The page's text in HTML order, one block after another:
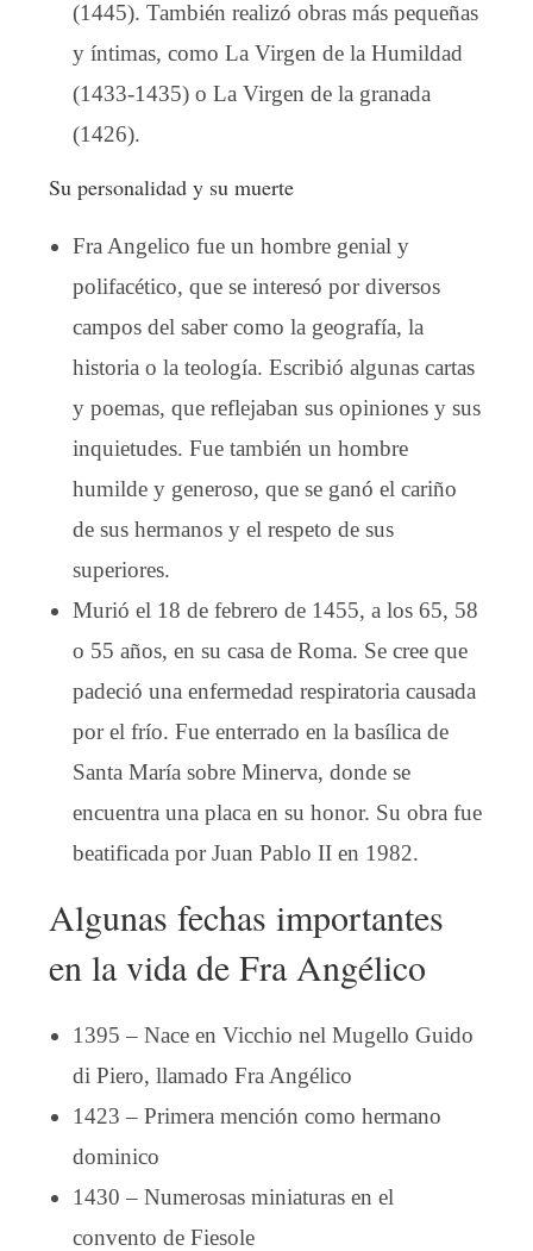
(1445). También realizó obras más pequeñas
y íntimas, como La Virgen de la Humildad
(1433-1435) o La Virgen de la granada
(1426).
Su personalidad y su muerte
Fra Angelico fue un hombre genial y
polifacético, que se interesó por diversos
campos del saber como la geografía, la
historia o la teología. Escribió algunas cartas
y poemas, que reflejaban sus opiniones y sus
inquietudes. Fue también un hombre
humilde y generoso, que se ganó el cariño
de sus hermanos y el respeto de sus
superiores.
Murió el 18 de febrero de 1455, a los 65, 58
o 55 años, en su casa de Roma. Se cree que
padeció una enfermedad respiratoria causada
por el frío. Fue enterrado en la basílica de
Santa María sobre Minerva, donde se
encuentra una placa en su honor. Su obra fue
beatificada por Juan Pablo II en 1982.
Algunas fechas importantes
en la vida de Fra Angélico
1395 – Nace en Vicchio nel Mugello Guido
di Piero, llamado Fra Angélico
1423 – Primera mención como hermano
dominico
1430 – Numerosas miniaturas en el
convento de Fiesole